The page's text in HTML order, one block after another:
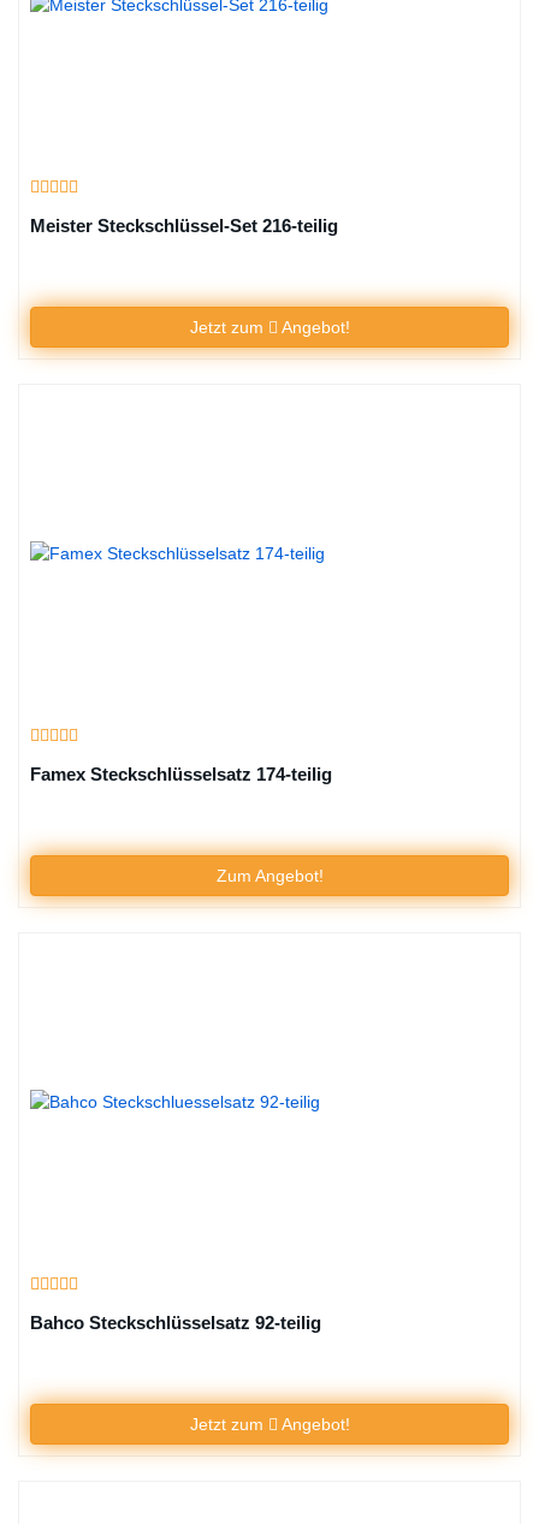
Meister Steckschlüssel-Set 216-teilig
Jetzt zum Angebot!
Famex Steckschlüsselsatz 174-teilig
Zum Angebot!
Bahco Steckschlüsselsatz 92-teilig
Jetzt zum Angebot!